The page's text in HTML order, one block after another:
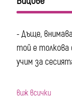
- Дъще,
той е толкова
учим за
виж всички